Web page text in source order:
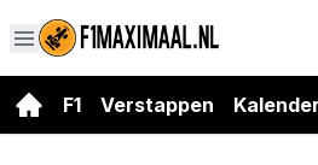
F1 Verstappen Kalender